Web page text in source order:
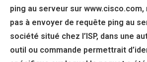
ping au serveur sur
pas à envoyer de requête ping au
société situé chez l’ISP, dans une
outil ou commande permettrait